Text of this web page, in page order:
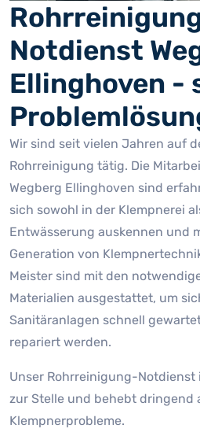
Notdienst
Ellinghoven -
Wir sind seit vielen Jahren auf
Rohrreinigung tätig. Die
Wegberg Ellinghoven sind
sich sowohl in der Klempnerei
Entwässerung auskennen und
Generation von
Meister sind mit den
Materialien ausgestattet, um
Sanitäranlagen schnell
repariert werden.
Unser Rohrreinigung-
zur Stelle und behebt dringend
Klempnerprobleme.